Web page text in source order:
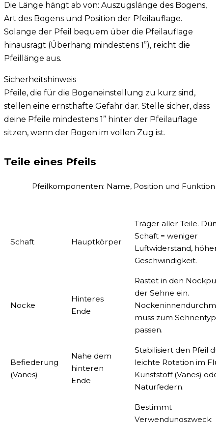
Die Länge hängt ab von: Auszugslänge des Bogens,
Art des Bogens und Position der Pfeilauflage.
Solange der Pfeil bequem über die Pfeilauflage
hinausragt (Überhang mindestens 1”), reicht die
Pfeillänge aus.
Sicherheitshinweis
Pfeile, die für die Bogeneinstellung zu kurz sind,
stellen eine ernsthafte Gefahr dar. Stelle sicher, dass
deine Pfeile mindestens 1” hinter der Pfeilauflage
sitzen, wenn der Bogen im vollen Zug ist.
Teile eines Pfeils
Pfeilkomponenten: Name, Position und Funktion
Schaft Hauptkörper
Träger aller Teile.
Schaft = weniger
Luftwiderstand,
Geschwindigkeit.
Nocke
Hinteres
Ende
Rastet in den
der Sehne ein.
muss zum Sehnentyp
passen.
Befiederung
(Vanes)
Nahe dem
hinteren
Ende
Stabilisiert den Pfeil
leichte Rotation im
Kunststoff (Vanes)
Naturfedern.
Bestimmt
Verwendungszweck: